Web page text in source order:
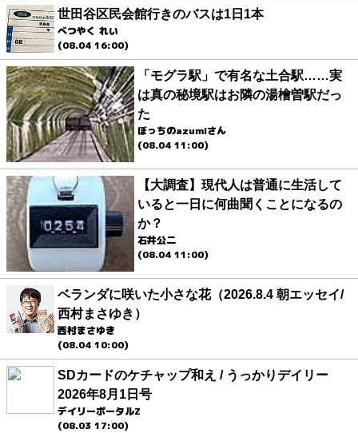
世田谷区民会館行きのバスは1日1本
べつやく れい
(08.04 16:00)
「モグラ駅」で有名な土合駅……実
は真の秘境駅はお隣の湯檜曽駅だっ
た
ぼっちのazumiさん
(08.04 11:00)
【大調査】現代人は普通に生活して
いると一日に何曲聞くことになるの
か？
石井公二
(08.04 11:00)
ベランダに咲いた小さな花（2026.8.4 朝エッセイ/
西村まさゆき）
西村まさゆき
(08.04 10:00)
SDカードのケチャップ和え / うっかりデイリー
2026年8月1日号
デイリーポータルZ
(08.03 17:00)